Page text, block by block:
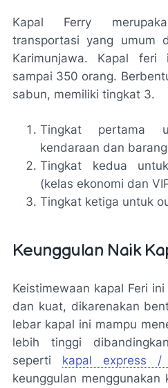
Kapal Ferry
transportasi yang umum
Karimunjawa. Kapal feri
sampai 350 orang.
sabun, memiliki tingkat 3.
Tingkat pertama
kendaraan dan barang
Tingkat kedua
(kelas ekonomi dan
Tingkat ketiga untuk
Keunggulan Naik
Keistimewaan kapal Feri
dan kuat, dikarenakan
lebar kapal ini mampu
lebih tinggi
seperti kapal express /
keunggulan menggunakan